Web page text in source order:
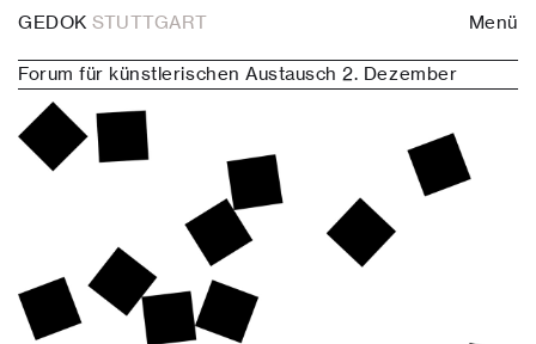
GEDOKSTUTTGART Menü
Forum für künstlerischen Austausch 2. Dezember